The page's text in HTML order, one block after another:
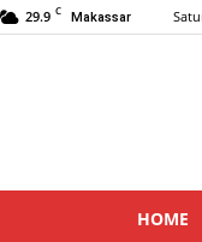
29.9 C Makassar
HOME